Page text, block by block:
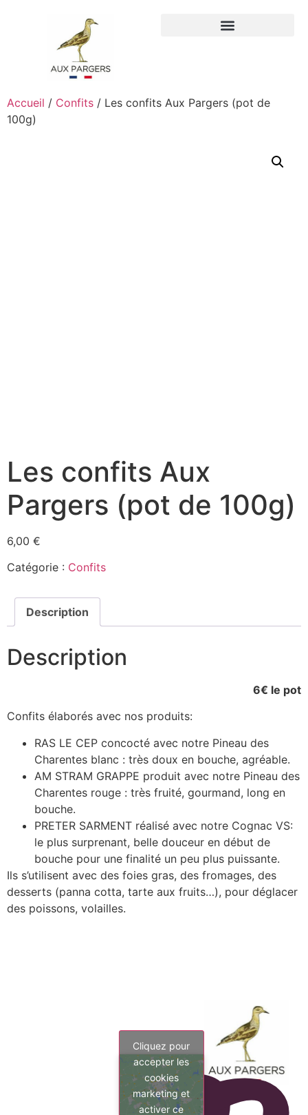
Accueil / Confits / Les confits Aux Pargers (pot de
100g)
Les confits Aux
Pargers (pot de 100g)
6,00 €
Catégorie : Confits
Description
Description
6€ le pot
Confits élaborés avec nos produits:
RAS LE CEP concocté avec notre Pineau des
Charentes blanc : très doux en bouche, agréable.
AM STRAM GRAPPE produit avec notre Pineau des
Charentes rouge : très fruité, gourmand, long en
bouche.
PRETER SARMENT réalisé avec notre Cognac VS:
le plus surprenant, belle douceur en début de
bouche pour une finalité un peu plus puissante.
Ils s’utilisent avec des foies gras, des fromages, des
desserts (panna cotta, tarte aux fruits…), pour déglacer
des poissons, volailles.
Cliquez pour
accepter les
cookies
marketing et
activer ce